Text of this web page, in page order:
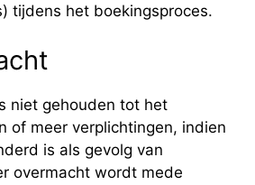
tijdens het boekingsproces.
niet gehouden tot het
of meer verplichtingen, indien
is als gevolg van
overmacht wordt mede